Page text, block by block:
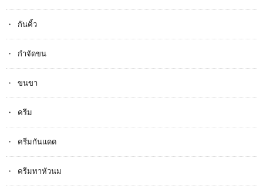
กันคิ้ว
กำจัดขน
ขนขา
ครีม
ครีมกันแดด
ครีมทาหัวนม